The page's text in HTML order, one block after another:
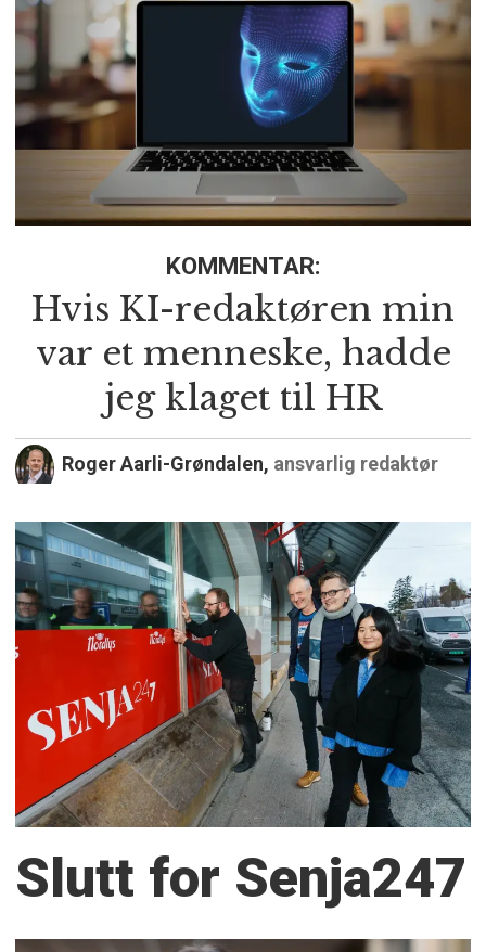
KOMMENTAR:
Hvis KI-redaktøren min
var et menneske, hadde
jeg klaget til HR
Roger Aarli-Grøndalen, ansvarlig redaktør
Slutt for Senja247